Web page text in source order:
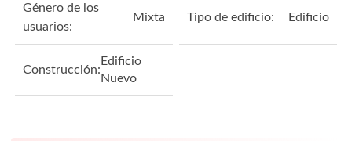
Género de los
usuarios:
Mixta Tipo de edificio: Edificio
Construcción:
Edificio
Nuevo